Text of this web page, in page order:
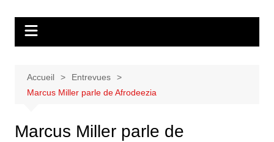
Accueil
Entrevues
Marcus Miller parle de Afrodeezia
Marcus Miller parle de